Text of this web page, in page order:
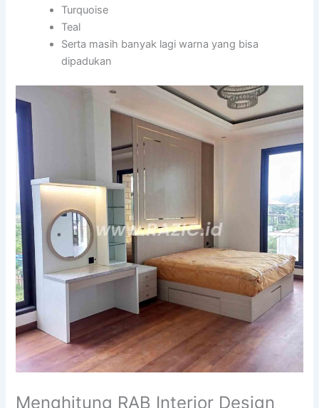
Turquoise
Teal
Serta masih banyak lagi warna yang bisa
dipadukan
Menghitung RAB Interior Design